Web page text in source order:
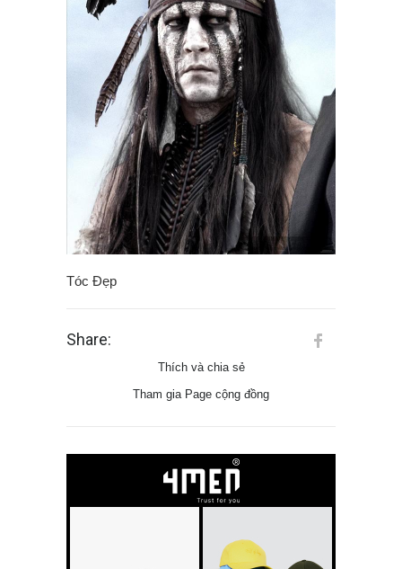
Tóc Đẹp
Share:
Thích và chia sẻ
Tham gia Page cộng đồng